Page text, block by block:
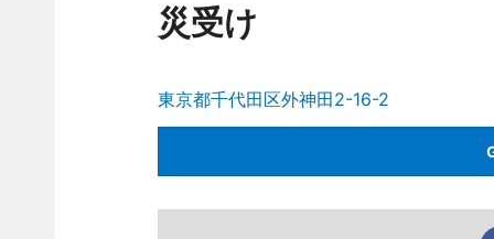
災受け
東京都千代田区外神田2-16-2